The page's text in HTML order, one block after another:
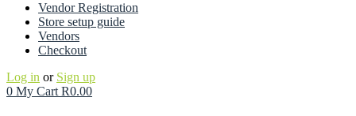
Vendor Registration
Store setup guide
Vendors
Checkout
Log in or Sign up
0 My Cart R0.00